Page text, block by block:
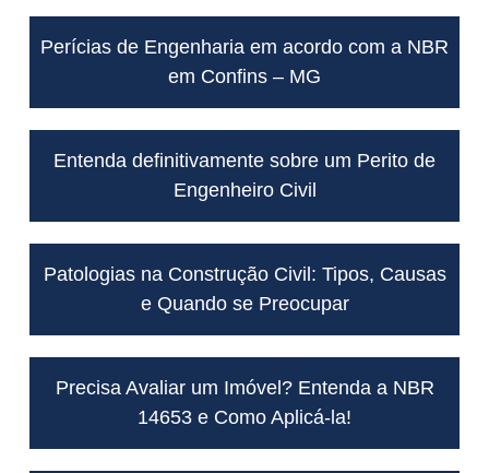
Perícias de Engenharia em acordo com a NBR
em Confins – MG
Entenda definitivamente sobre um Perito de
Engenheiro Civil
Patologias na Construção Civil: Tipos, Causas
e Quando se Preocupar
Precisa Avaliar um Imóvel? Entenda a NBR
14653 e Como Aplicá-la!